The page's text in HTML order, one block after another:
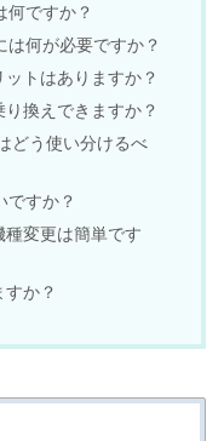
何ですか？
は何が必要ですか？
トはありますか？
換えできますか？
どう使い分けるべ
ですか？
変更は簡単です
か？